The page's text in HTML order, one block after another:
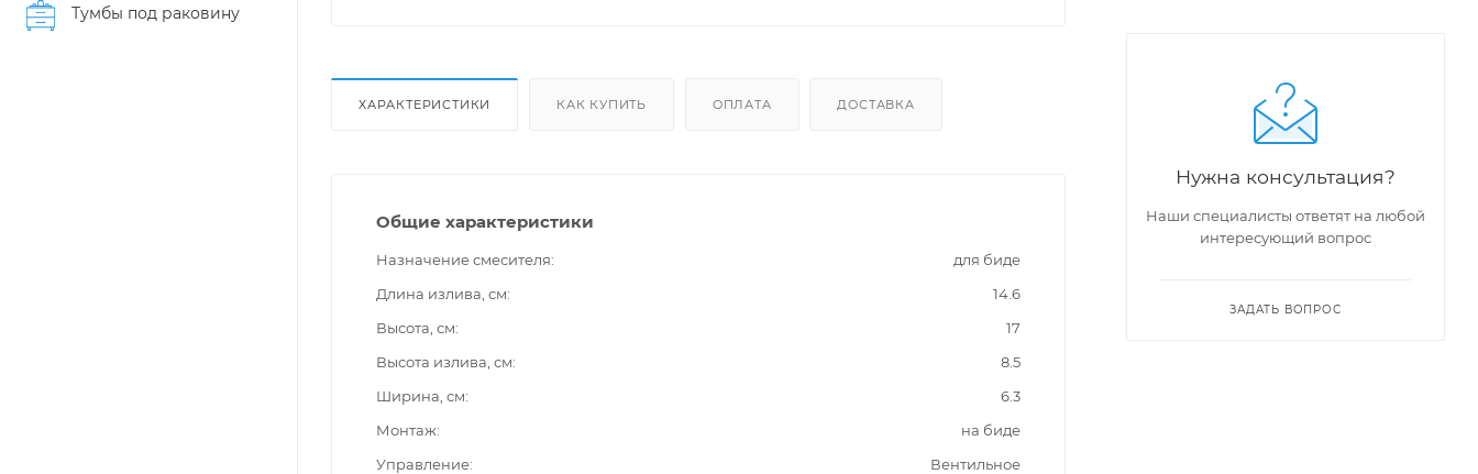
Тумбы под раковину
ХАРАКТЕРИСТИКИ КАК КУПИТЬ ОПЛАТА ДОСТАВКА
Общие характеристики
Назначение смесителя
для биде
Длина излива, см
14.6
Высота, см
17
Высота излива, см
8.5
Ширина, см
6.3
Монтаж
на биде
Управление
Вентильное
Нужна консультация?
Наши специалисты ответят на любой
интересующий вопрос
ЗАДАТЬ ВОПРОС